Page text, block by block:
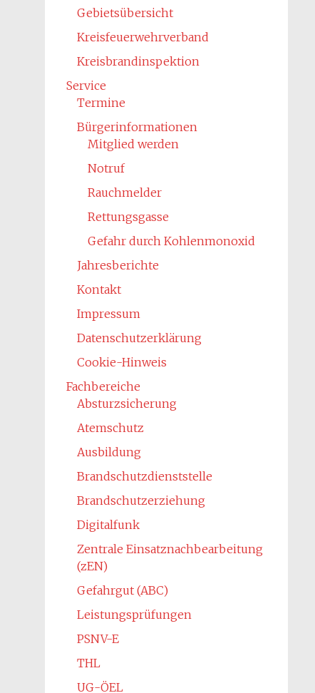
Gebietsübersicht
Kreisfeuerwehrverband
Kreisbrandinspektion
Service
Termine
Bürgerinformationen
Mitglied werden
Notruf
Rauchmelder
Rettungsgasse
Gefahr durch Kohlenmonoxid
Jahresberichte
Kontakt
Impressum
Datenschutzerklärung
Cookie-Hinweis
Fachbereiche
Absturzsicherung
Atemschutz
Ausbildung
Brandschutzdienststelle
Brandschutzerziehung
Digitalfunk
Zentrale Einsatznachbearbeitung
(zEN)
Gefahrgut (ABC)
Leistungsprüfungen
PSNV-E
THL
UG-ÖEL